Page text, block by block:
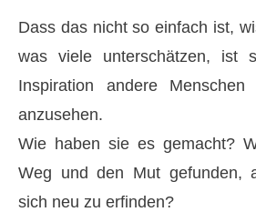
Dass das nicht so einfach ist,
was viele unterschätzen, ist
Inspiration andere Menschen
anzusehen.
Wie haben sie es gemacht?
Weg und den Mut gefunden,
sich neu zu erfinden?